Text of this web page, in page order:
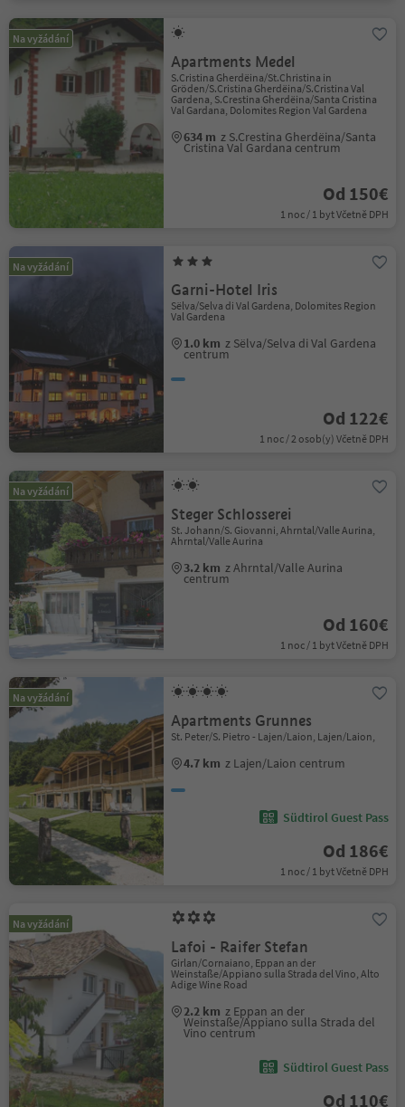
Na vyžádání
Apartments Medel
S.Cristina Gherdëina/St.Christina in
Gröden/S.Cristina Gherdëina/S.Cristina Val
Gardena, S.Crestina Gherdëina/Santa Cristina
Val Gardana, Dolomites Region Val Gardena
634 m z S.Crestina Gherdëina/Santa
Cristina Val Gardana centrum
Od 150€
1 noc / 1 byt Včetně DPH
Na vyžádání
Garni-Hotel Iris
Sëlva/Selva di Val Gardena, Dolomites Region
Val Gardena
1.0 km z Sëlva/Selva di Val Gardena
centrum
Od 122€
1 noc / 2 osob(y) Včetně DPH
Na vyžádání
Steger Schlosserei
St. Johann/S. Giovanni, Ahrntal/Valle Aurina,
Ahrntal/Valle Aurina
3.2 km z Ahrntal/Valle Aurina
centrum
Od 160€
1 noc / 1 byt Včetně DPH
Na vyžádání
Apartments Grunnes
St. Peter/S. Pietro - Lajen/Laion, Lajen/Laion,
4.7 km z Lajen/Laion centrum
Südtirol Guest Pass
Od 186€
1 noc / 1 byt Včetně DPH
Na vyžádání
Lafoi - Raifer Stefan
Girlan/Cornaiano, Eppan an der
Weinstaße/Appiano sulla Strada del Vino, Alto
Adige Wine Road
2.2 km z Eppan an der
Weinstaße/Appiano sulla Strada del
Vino centrum
Südtirol Guest Pass
Od 110€